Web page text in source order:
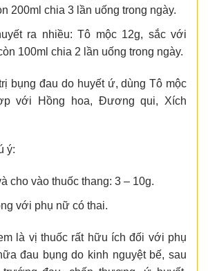
200ml chia 3 lần uống trong ngày.
ra nhiều: Tô mộc 12g, sắc với
100ml chia 2 lần uống trong ngày.
bụng đau do huyết ứ, dùng Tô mộc
với Hồng hoa, Đương qui, Xích
ý:
cho vào thuốc thang: 3 – 10g.
với phụ nữ có thai.
là vị thuốc rất hữu ích đối với phụ
đau bụng do kinh nguyệt bế, sau